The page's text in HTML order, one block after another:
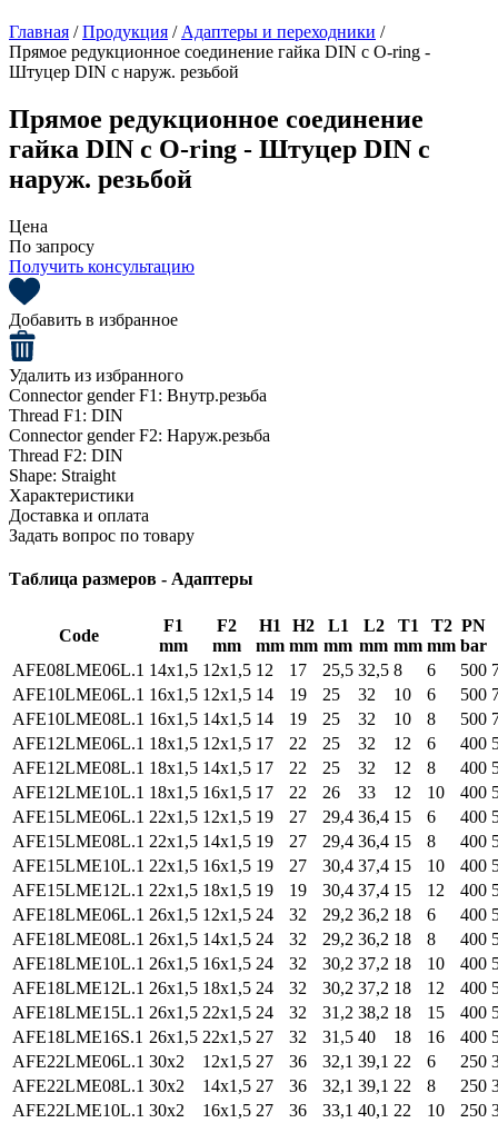
Главная /Продукция / Адаптеры и переходники /
Прямое редукционное соединение гайка DIN с O-ring -
Штуцер DIN с наруж. резьбой
Прямое редукционное соединение
гайка DIN с O-ring - Штуцер DIN с
наруж. резьбой
Цена
По запросу
Получить консультацию
Добавить в избранное
Удалить из избранного
Connector gender F1: Внутр.резьба
Thread F1: DIN
Connector gender F2: Наруж.резьба
Thread F2: DIN
Shape: Straight
Характеристики
Доставка и оплата
Задать вопрос по товару
Таблица размеров - Адаптеры
Code
F1
mm
F2
mm
H1
mm
H2
mm
L1
mm
L2
mm
T1
mm
T2
mm
PN
bar
AFE08LME06L.1 14x1,5 12x1,5 12 17 25,5 32,5 8 6 500
AFE10LME06L.1 16x1,5 12x1,5 14 19 25 32 10 6 500
AFE10LME08L.1 16x1,5 14x1,5 14 19 25 32 10 8 500
AFE12LME06L.1 18x1,5 12x1,5 17 22 25 32 12 6 400
AFE12LME08L.1 18x1,5 14x1,5 17 22 25 32 12 8 400
AFE12LME10L.1 18x1,5 16x1,5 17 22 26 33 12 10 400
AFE15LME06L.1 22x1,5 12x1,5 19 27 29,4 36,4 15 6 400
AFE15LME08L.1 22x1,5 14x1,5 19 27 29,4 36,4 15 8 400
AFE15LME10L.1 22x1,5 16x1,5 19 27 30,4 37,4 15 10 400
AFE15LME12L.1 22x1,5 18x1,5 19 19 30,4 37,4 15 12 400
AFE18LME06L.1 26x1,5 12x1,5 24 32 29,2 36,2 18 6 400
AFE18LME08L.1 26x1,5 14x1,5 24 32 29,2 36,2 18 8 400
AFE18LME10L.1 26x1,5 16x1,5 24 32 30,2 37,2 18 10 400
AFE18LME12L.1 26x1,5 18x1,5 24 32 30,2 37,2 18 12 400
AFE18LME15L.1 26x1,5 22x1,5 24 32 31,2 38,2 18 15 400
AFE18LME16S.1 26x1,5 22x1,5 27 32 31,5 40 18 16 400
AFE22LME06L.1 30x2 12x1,5 27 36 32,1 39,1 22 6 250
AFE22LME08L.1 30x2 14x1,5 27 36 32,1 39,1 22 8 250
AFE22LME10L.1 30x2 16x1,5 27 36 33,1 40,1 22 10 250